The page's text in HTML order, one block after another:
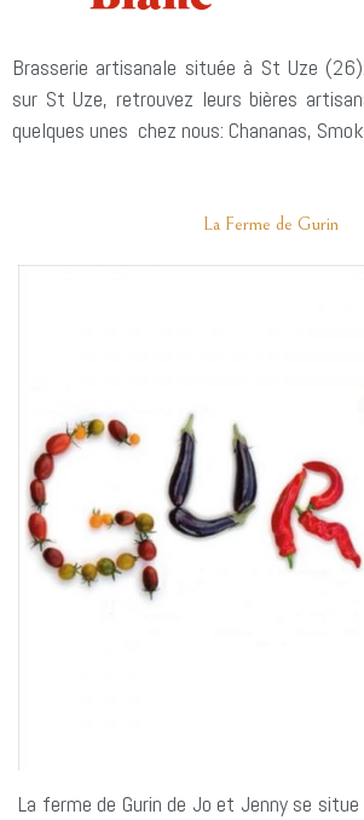
Brasserie artisanale située à St Uze
sur St Uze, retrouvez leurs bières
quelques unes chez nous: Chananas,
La Ferme de Gurin
La ferme de Gurin de Jo et Jenny se